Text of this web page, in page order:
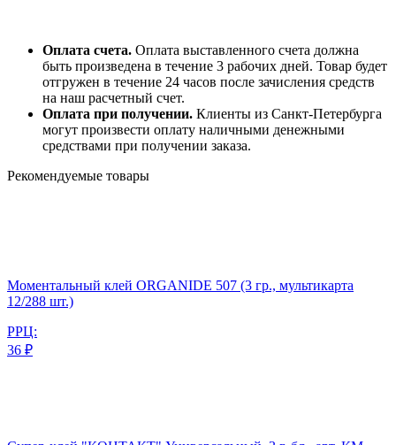
Оплата счета. Оплата выставленного счета должна
быть произведена в течение 3 рабочих дней. Товар будет
отгружен в течение 24 часов после зачисления средств
на наш расчетный счет.
Оплата при получении. Клиенты из Санкт-Петербурга
могут произвести оплату наличными денежными
средствами при получении заказа.
Рекомендуемые товары
Моментальный клей ORGANIDE 507 (3 гр., мультикарта
12/288 шт.)
РРЦ:
36 ₽